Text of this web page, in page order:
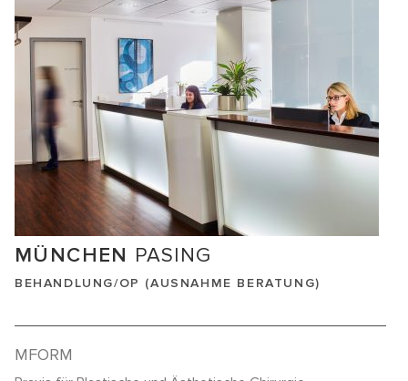
MÜNCHEN PASING
BEHANDLUNG/OP (AUSNAHME BERATUNG)
MFORM